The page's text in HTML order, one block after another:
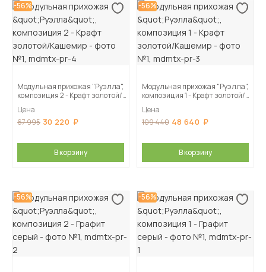
-56%
Модульная прихожая "Руэлла",
композиция 2 - Крафт золотой/
Цена
67 995 30 220
В корзину
-56%
Модульная прихожая "Руэлла",
композиция 1 - Крафт золотой/
Цена
109 440 48 640
В корзину
-56% -56%